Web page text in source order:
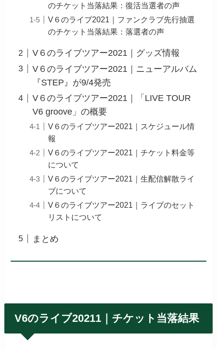
のチケット当落結果：復活当選者の声
V６のライブ2021｜ファンクラブ先行抽選
のチケット当落結果：落選者の声
V６のライブツアー2021｜グッズ情報
V６のライブツアー2021｜ニューアルバム
『STEP』が9/4発売
V６のライブツアー2021｜「LIVE TOUR
V6 groove」の概要
V６のライブツアー2021｜スケジュール情
報
V６のライブツアー2021｜チケット料金等
について
V６のライブツアー2021｜生配信解散ライ
ブについて
V６のライブツアー2021｜ライブのセット
リストについて
まとめ
V6のライブ20211｜チケット当落結果